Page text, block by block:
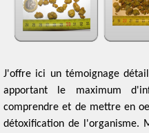
J'offre ici un témoignage
apportant le maximum
comprendre et de mettre en
détoxification de l'organisme.